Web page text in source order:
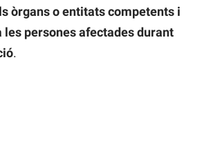
òrgans o entitats competents i
les persones afectades durant
.